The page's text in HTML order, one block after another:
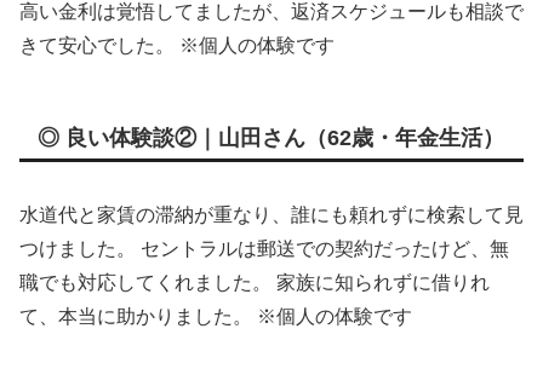
高い金利は覚悟してましたが、返済スケジュールも相談で
きて安心でした。 ※個人の体験です
◎ 良い体験談②｜山田さん（62歳・年金生活）
水道代と家賃の滞納が重なり、誰にも頼れずに検索して見
つけました。 セントラルは郵送での契約だったけど、無
職でも対応してくれました。 家族に知られずに借りれ
て、本当に助かりました。 ※個人の体験です